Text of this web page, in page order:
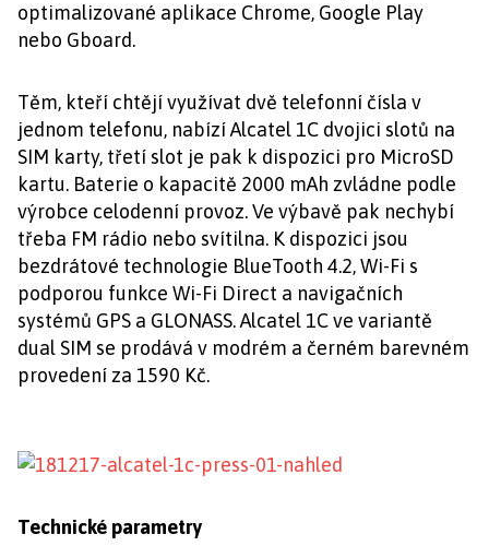
optimalizované aplikace Chrome, Google Play
nebo Gboard.
Těm, kteří chtějí využívat dvě telefonní čísla v
jednom telefonu, nabízí Alcatel 1C dvojici slotů na
SIM karty, třetí slot je pak k dispozici pro MicroSD
kartu. Baterie o kapacitě 2000 mAh zvládne podle
výrobce celodenní provoz. Ve výbavě pak nechybí
třeba FM rádio nebo svítilna. K dispozici jsou
bezdrátové technologie BlueTooth 4.2, Wi-Fi s
podporou funkce Wi-Fi Direct a navigačních
systémů GPS a GLONASS. Alcatel 1C ve variantě
dual SIM se prodává v modrém a černém barevném
provedení za 1590 Kč.
Technické parametry